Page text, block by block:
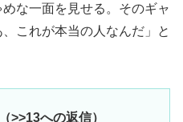
な一面を見せる。そのギャ
これが本当の人なんだ」と
>>13への返信）